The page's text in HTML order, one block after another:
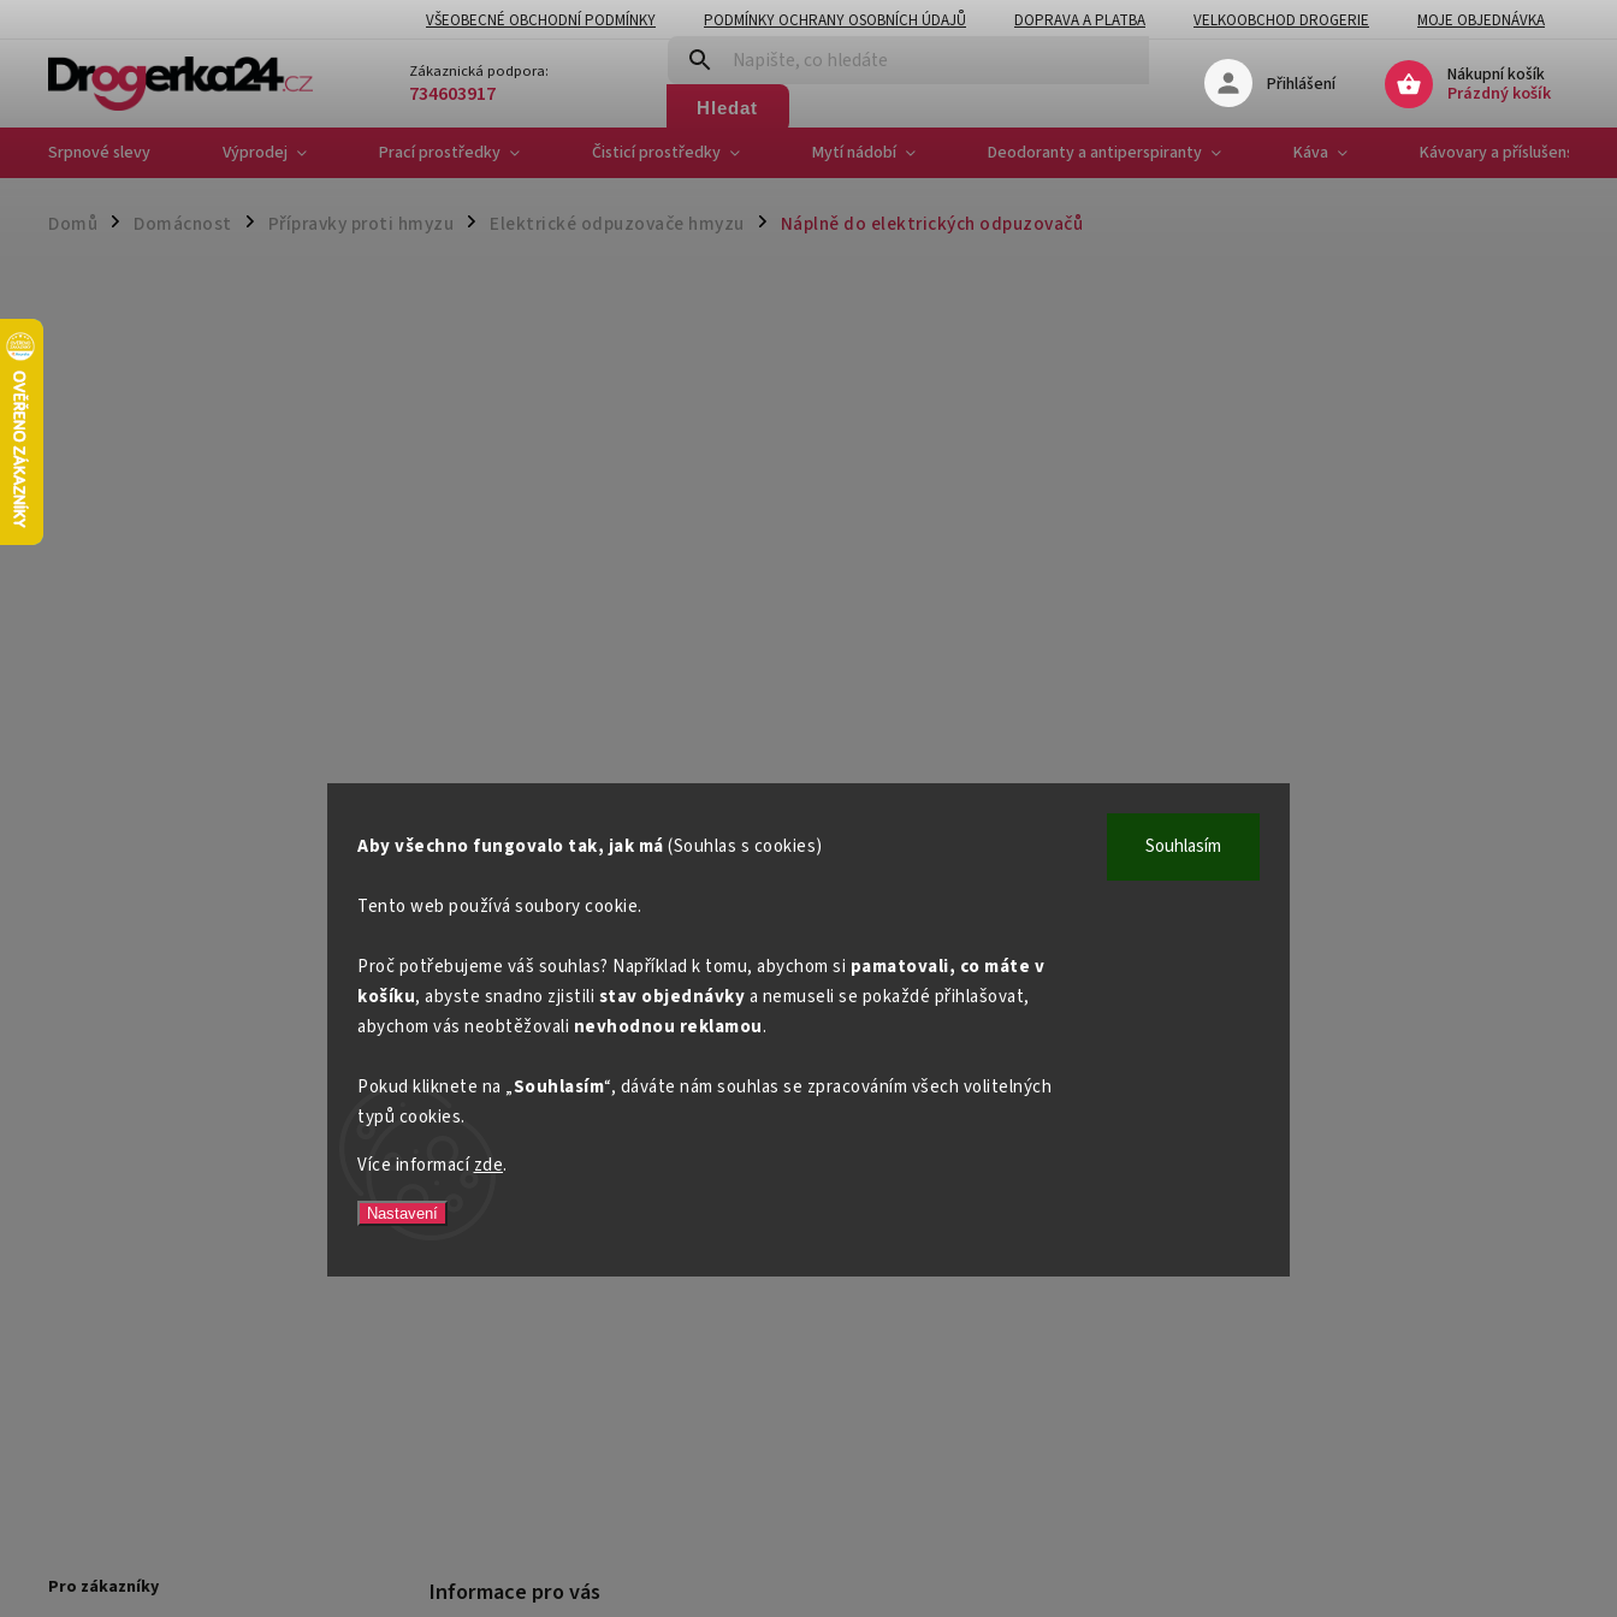
Aby všechno fungovalo tak, jak má(Souhlas s cookies)
Tento web používá soubory cookie.
Proč potřebujeme váš souhlas? Například k tomu, abychom si pamatovali, co máte v
košíku, abyste snadno zjistili stav objednávkya nemuseli se pokaždé přihlašovat,
abychom vás neobtěžovali nevhodnou reklamou.
Pokud kliknete na „Souhlasím“, dáváte nám souhlas se zpracováním všech volitelných
typů cookies.
Více informacízde.
Nastavení
Souhlasím
VŠEOBECNÉ OBCHODNÍ PODMÍNKY PODMÍNKY OCHRANY OSOBNÍCH ÚDAJŮ DOPRAVA A PLATBA VELKOOBCHOD DROGERIE MOJE OBJEDNÁVKA
Zákaznická podpora:
734603917 Hledat
Nákupní košík
Prázdný košík
Přihlášení
Srpnové slevy Výprodej Prací prostředky Čisticí prostředky Mytí nádobí Deodoranty a antiperspiranty Káva Kávovary a příslušenství
Domů / Domácnost / Přípravky proti hmyzu / Elektrické odpuzovače hmyzu / Náplně do elektrických odpuzovačů
Pro zákazníky Informace pro vás